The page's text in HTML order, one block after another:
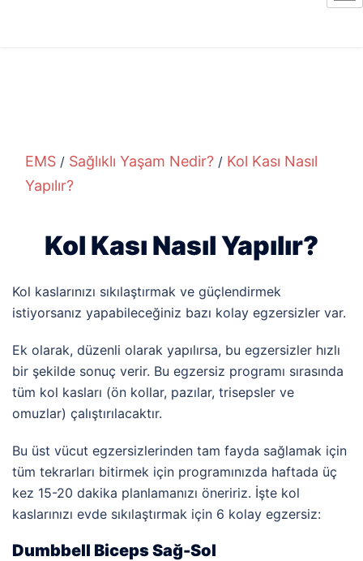
EMS / Sağlıklı Yaşam Nedir? / Kol Kası Nasıl
Yapılır?
Kol Kası Nasıl Yapılır?
Kol kaslarınızı sıkılaştırmak ve güçlendirmek
istiyorsanız yapabileceğiniz bazı kolay egzersizler var.
Ek olarak, düzenli olarak yapılırsa, bu egzersizler hızlı
bir şekilde sonuç verir. Bu egzersiz programı sırasında
tüm kol kasları (ön kollar, pazılar, trisepsler ve
omuzlar) çalıştırılacaktır.
Bu üst vücut egzersizlerinden tam fayda sağlamak için
tüm tekrarları bitirmek için programınızda haftada üç
kez 15-20 dakika planlamanızı öneririz. İşte kol
kaslarınızı evde sıkılaştırmak için 6 kolay egzersiz:
Dumbbell Biceps Sağ-Sol